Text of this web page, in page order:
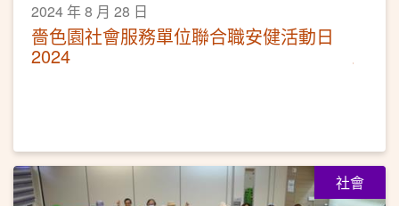
2024 年 8 月 28 日
嗇色園社會服務單位聯合職安健活動日
2024
社會